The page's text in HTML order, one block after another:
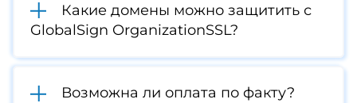
Какие домены можно защитить с
GlobalSign OrganizationSSL?
Возможна ли оплата по факту?